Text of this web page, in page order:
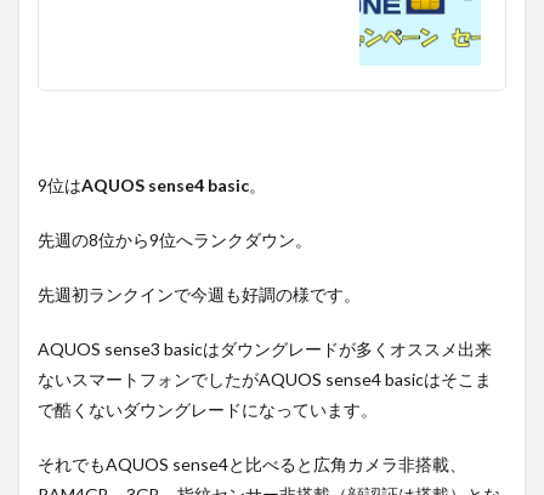
9位はAQUOS sense4 basic。
先週の8位から9位へランクダウン。
先週初ランクインで今週も好調の様です。
AQUOS sense3 basicはダウングレードが多くオススメ出来
ないスマートフォンでしたがAQUOS sense4 basicはそこま
で酷くないダウングレードになっています。
それでもAQUOS sense4と比べると広角カメラ非搭載、